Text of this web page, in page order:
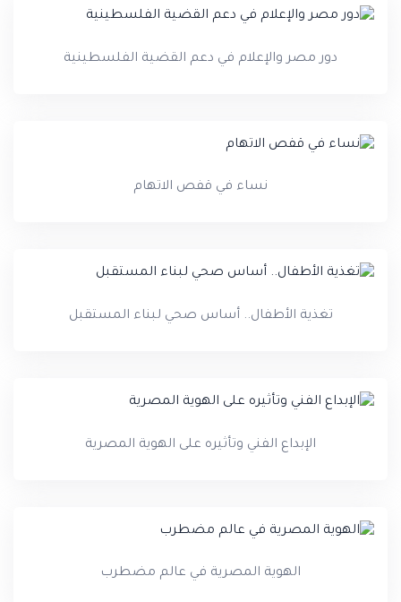
دور مصر والإعلام في دعم القضية الفلسطينية
نساء في قفص الاتهام
تغذية الأطفال.. أساس صحي لبناء المستقبل
الإبداع الفني وتأثيره على الهوية المصرية
الهوية المصرية في عالم مضطرب